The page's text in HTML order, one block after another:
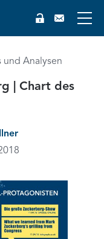
und Analysen
| Chart des